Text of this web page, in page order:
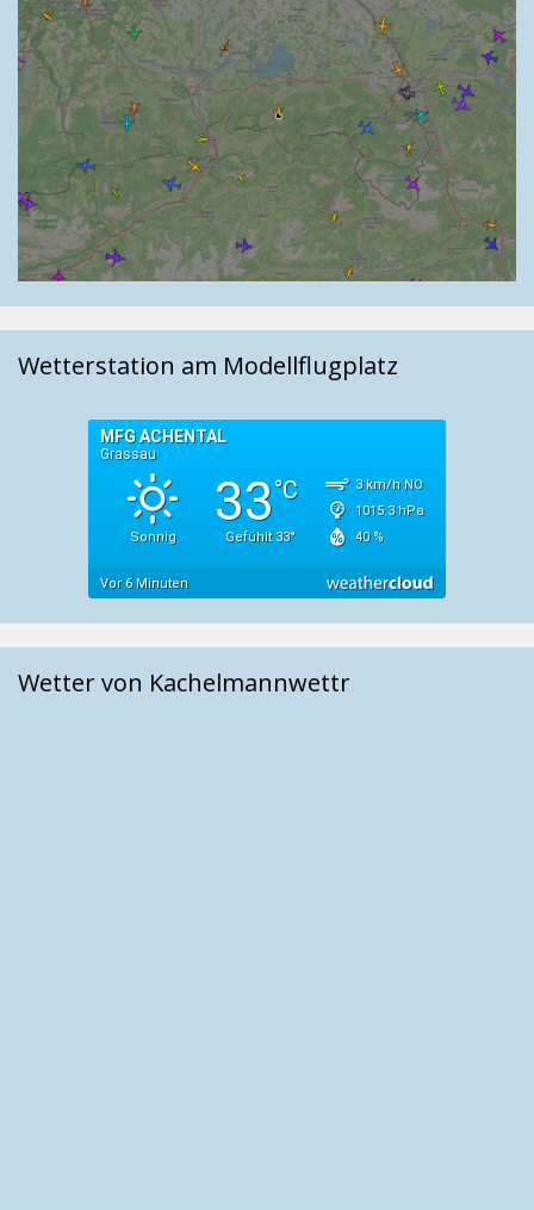
Wetterstation am Modellflugplatz
Wetter von Kachelmannwettr